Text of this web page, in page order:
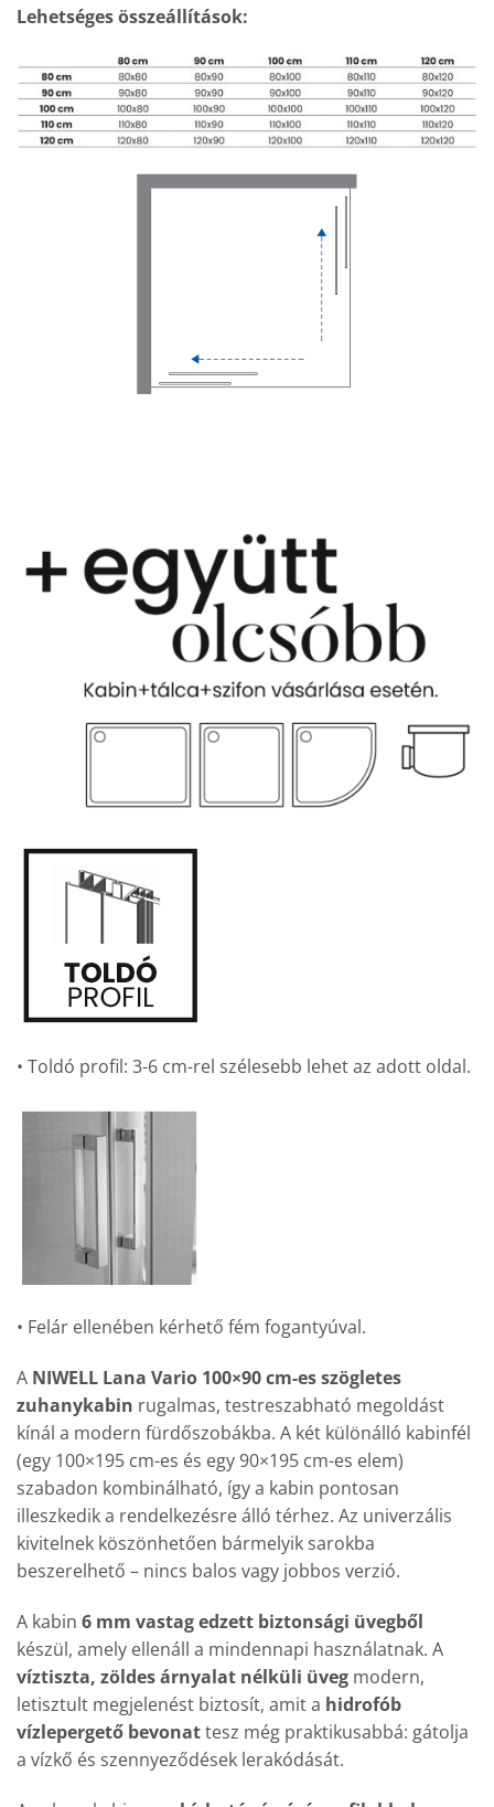
Lehetséges összeállítások:
• Toldó profil: 3-6 cm-rel szélesebb lehet az adott oldal.
• Felár ellenében kérhető fém fogantyúval.
A NIWELL Lana Vario 100×90 cm-es szögletes
zuhanykabin rugalmas, testreszabható megoldást
kínál a modern fürdőszobákba. A két különálló kabinfél
(egy 100×195 cm-es és egy 90×195 cm-es elem)
szabadon kombinálható, így a kabin pontosan
illeszkedik a rendelkezésre álló térhez. Az univerzális
kivitelnek köszönhetően bármelyik sarokba
beszerelhető – nincs balos vagy jobbos verzió.
A kabin 6 mm vastag edzett biztonsági üvegből
készül, amely ellenáll a mindennapi használatnak. A
víztiszta, zöldes árnyalat nélküli üveg modern,
letisztult megjelenést biztosít, amit a hidrofób
vízlepergető bevonattesz még praktikusabbá: gátolja
a vízkő és szennyeződések lerakódását.